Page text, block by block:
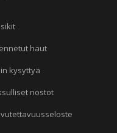
haut
kysyttyä
nostot